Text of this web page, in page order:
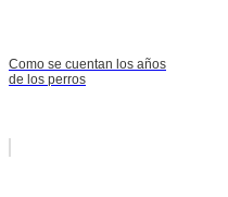
Como se cuentan los años
de los perros